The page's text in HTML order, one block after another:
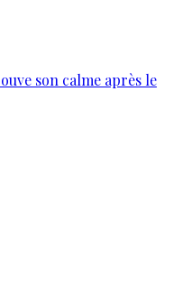
son calme après le